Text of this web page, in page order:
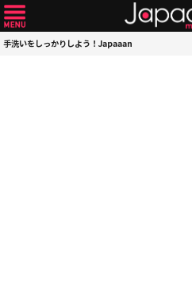
手洗いをしっかりしよう！Japaaan